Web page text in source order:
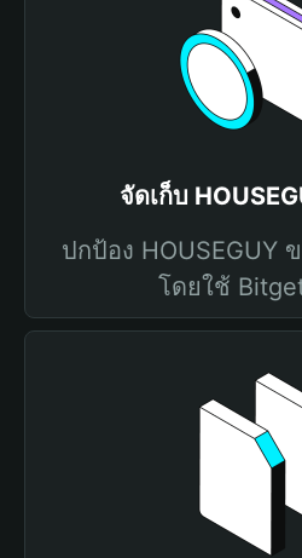
จัดเก็บ
ปกป้อง HOUSEGUY
โดยใช้